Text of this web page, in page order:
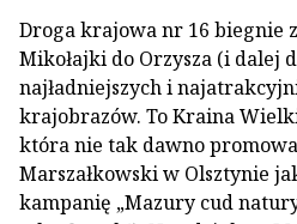
Droga krajowa nr 16 biegnie
Mikołajki do Orzysza (i dalej
najładniejszych i
krajobrazów. To Kraina
która nie tak dawno
Marszałkowski w Olsztynie
kampanię „Mazury cud